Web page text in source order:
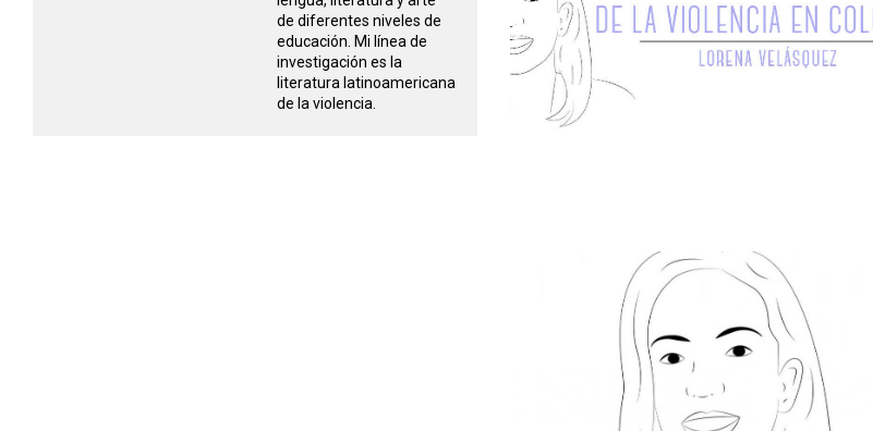
de diferentes niveles de
educación. Mi línea de
investigación es la
literatura latinoamericana
de la violencia.